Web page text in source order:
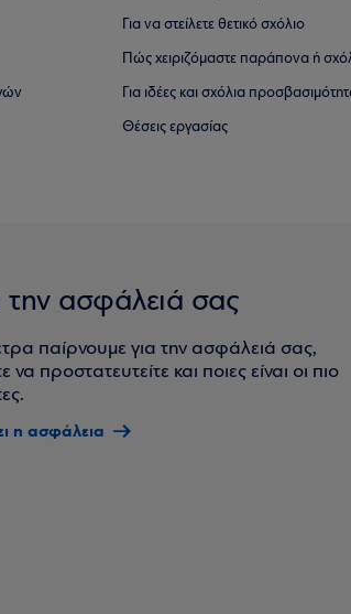
Για να στείλετε θετικό σχόλιο
Πώς χειριζόμαστε παράπονα ή
Για ιδέες και σχόλια
Θέσεις εργασίας
ασφάλειά σας
παίρνουμε για την ασφάλειά σας,
να προστατευτείτε και ποιες είναι οι πιο
η ασφάλεια